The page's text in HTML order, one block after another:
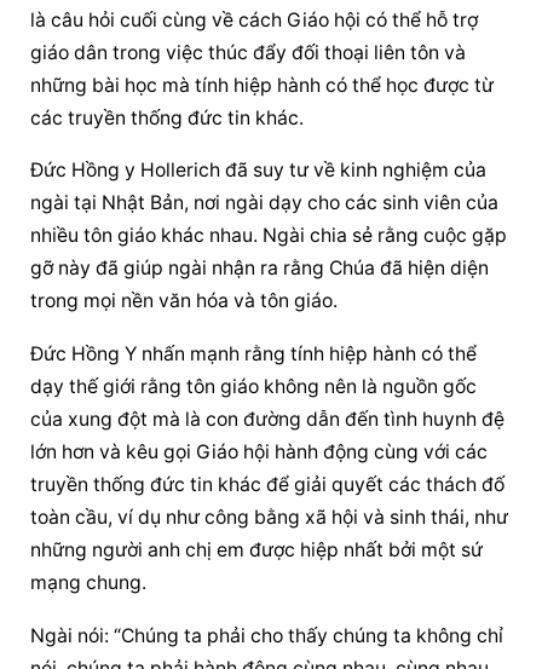
là câu hỏi cuối cùng về cách Giáo hội có thể hỗ trợ
giáo dân trong việc thúc đẩy đối thoại liên tôn và
những bài học mà tính hiệp hành có thể học được từ
các truyền thống đức tin khác.
Đức Hồng y Hollerich đã suy tư về kinh nghiệm của
ngài tại Nhật Bản, nơi ngài dạy cho các sinh viên của
nhiều tôn giáo khác nhau. Ngài chia sẻ rằng cuộc gặp
gỡ này đã giúp ngài nhận ra rằng Chúa đã hiện diện
trong mọi nền văn hóa và tôn giáo.
Đức Hồng Y nhấn mạnh rằng tính hiệp hành có thể
dạy thế giới rằng tôn giáo không nên là nguồn gốc
của xung đột mà là con đường dẫn đến tình huynh đệ
lớn hơn và kêu gọi Giáo hội hành động cùng với các
truyền thống đức tin khác để giải quyết các thách đố
toàn cầu, ví dụ như công bằng xã hội và sinh thái, như
những người anh chị em được hiệp nhất bởi một sứ
mạng chung.
Ngài nói: “Chúng ta phải cho thấy chúng ta không chỉ